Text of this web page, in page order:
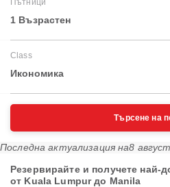
Пътници
1 Възрастен
Class
Икономика
Търсене на
Последна актуализация на8
Резервирайте и получете най-
от Kuala Lumpur до Manila